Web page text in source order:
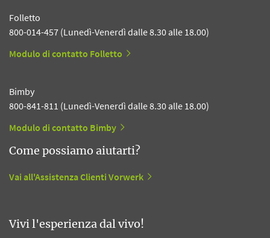
Folletto
800-014-457 (Lunedì-Venerdì dalle 8.30 alle 18.00)
Modulo di contatto Folletto
Bimby
800-841-811 (Lunedì-Venerdì dalle 8.30 alle 18.00)
Modulo di contatto Bimby
Come possiamo aiutarti?
Vai all'Assistenza Clienti Vorwerk
Vivi l'esperienza dal vivo!